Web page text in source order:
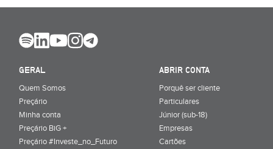
GERAL
Quem Somos
Preçário
Minha conta
Preçário BiG +
Preçário #Investe_no_Futuro
ABRIR CONTA
Porquê ser cliente
Particulares
Júnior (sub-18)
Empresas
Cartões